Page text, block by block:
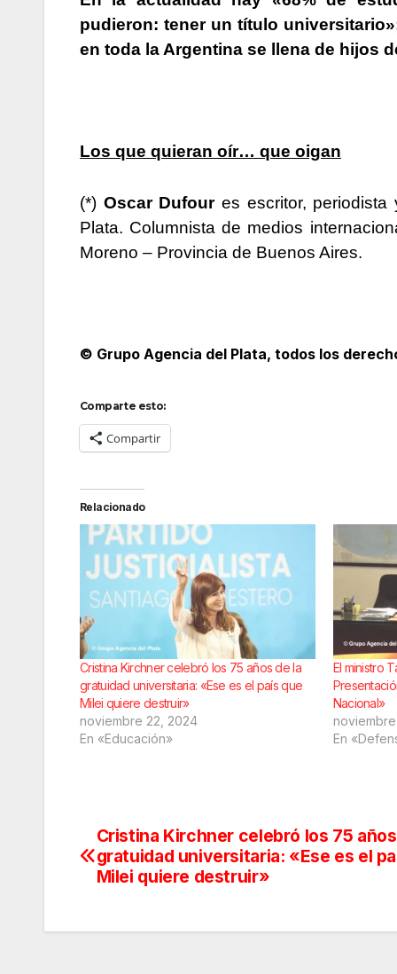
pudieron: tener un título
en toda la Argentina se llena de hijos
Los que quieran oír… que oigan
(*) Oscar Dufour es escritor, periodista
Plata. Columnista de medios
Moreno – Provincia de Buenos Aires.
© Grupo Agencia del Plata, todos los
Comparte esto:
Compartir
Relacionado
Cristina Kirchner celebró los 75 años de la
gratuidad universitaria: «Ese es el país que
Milei quiere destruir»
noviembre 22, 2024
En «Educación»
El ministro
Nacional»
noviembre
En
Navegación
de
Cristina Kirchner celebró los 75
gratuidad universitaria: «Ese es el
Milei quiere destruir»